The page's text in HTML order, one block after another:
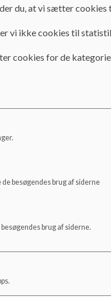
du, at vi sætter
vi ikke cookies til
cookies for de
besøgendes brug af siderne
brug af siderne.